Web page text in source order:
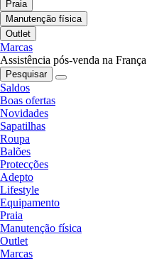
Praia
Manutenção física
Outlet
Marcas
Assistência pós-venda na França
Pesquisar
Saldos
Boas ofertas
Novidades
Sapatilhas
Roupa
Balões
Protecções
Adepto
Lifestyle
Equipamento
Praia
Manutenção física
Outlet
Marcas